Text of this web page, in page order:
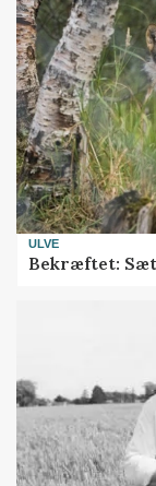
ULVE
Bekræftet: